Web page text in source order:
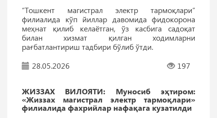
“Тошкент магистрал электр тармоқлари”
филиалида кўп йиллар давомида фидокорона
меҳнат қилиб келаётган, ўз касбига садоқат
билан хизмат қилган ходимларни
рағбатлантириш тадбири бўлиб ўтди.
28.05.2026
197
ЖИЗЗАХ ВИЛОЯТИ: Муносиб эҳтиром:
«Жиззах магистрал электр тармоқлари»
филиалида фахрийлар нафақага кузатилди